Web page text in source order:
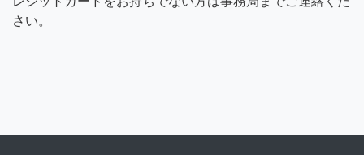
さい。